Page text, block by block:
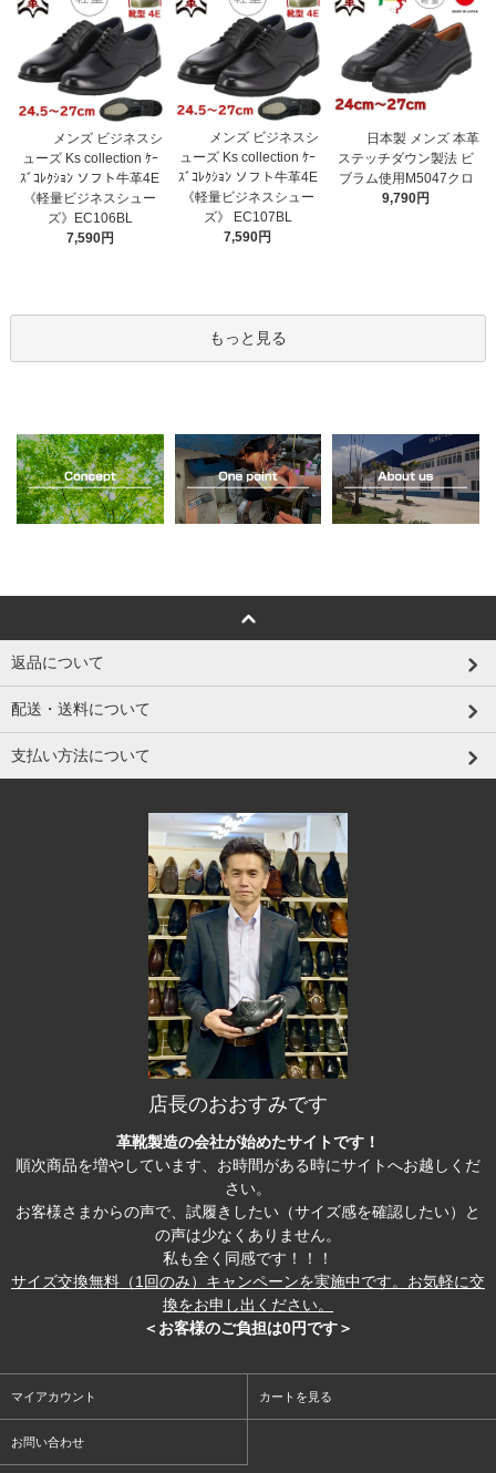
メンズ ビジネスシ
ューズ Ks collection ｹｰ
ｽﾞｺﾚｸｼｮﾝ ソフト牛革4E
《軽量ビジネスシュー
ズ》EC106BL
7,590円
メンズ ビジネスシ
ューズ Ks collection ｹｰ
ｽﾞｺﾚｸｼｮﾝ ソフト牛革4E
《軽量ビジネスシュー
ズ》 EC107BL
7,590円
日本製 メンズ 本革
ステッチダウン製法 ビ
ブラム使用M5047クロ
9,790円
もっと見る
返品について
配送・送料について
支払い方法について
店長のおおすみです
革靴製造の会社が始めたサイトです！
順次商品を増やしています、お時間がある時にサイトへお越しくだ
さい。
お客様さまからの声で、試履きしたい（サイズ感を確認したい）と
の声は少なくありません。
私も全く同感です！！！
サイズ交換無料（1回のみ）キャンペーンを実施中です。お気軽に交
換をお申し出ください。
＜お客様のご負担は0円です＞
マイアカウント カートを見る
お問い合わせ